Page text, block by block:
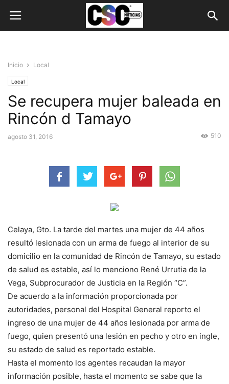
Inicio Local
Local
Se recupera mujer baleada en
Rincón d Tamayo
agosto 31, 2016 510
Celaya, Gto. La tarde del martes una mujer de 44 años
resultó lesionada con un arma de fuego al interior de su
domicilio en la comunidad de Rincón de Tamayo, su estado
de salud es estable, así lo menciono René Urrutia de la
Vega, Subprocurador de Justicia en la Región “C”.
De acuerdo a la información proporcionada por
autoridades, personal del Hospital General reporto el
ingreso de una mujer de 44 años lesionada por arma de
fuego, quien presentó una lesión en pecho y otro en ingle,
su estado de salud es reportado estable.
Hasta el momento los agentes recaudan la mayor
información posible, hasta el momento se sabe que la